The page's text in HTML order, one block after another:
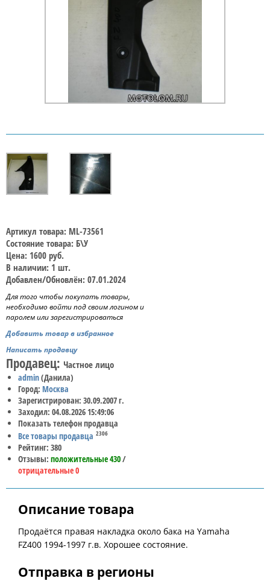
Артикул товара: ML-73561
Состояние товара: Б\У
Цена: 1600 руб.
В наличии: 1 шт.
Добавлен/Обновлён: 07.01.2024
Для того чтобы покупать товары,
необходимо войти под своим логином и
паролем или зарегистрироваться
Добавить товар в избранное
Написать продавцу
Продавец: Частное лицо
admin(Данила)
Город: Москва
Зарегистрирован: 30.09.2007 г.
Заходил: 04.08.2026 15:49:06
Показать телефон продавца
Все товары продавца 2306
Рейтинг: 380
Отзывы: положительные 430/
отрицательные 0
Описание товара
Продаётся правая накладка около бака на Yamaha
FZ400 1994-1997 г.в. Хорошее состояние.
Отправка в регионы